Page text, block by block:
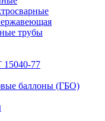
трубы
77
баллоны (ГБО)